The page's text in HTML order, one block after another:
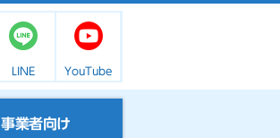
LINE YouTube
事業者向け